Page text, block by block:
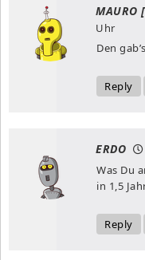
MAURO
Uhr
Den
Reply
ERDO
Was Du
in 1,5
Reply